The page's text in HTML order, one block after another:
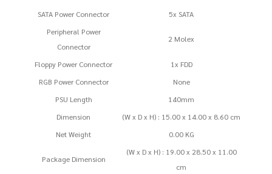
SATA Power Connector
5x SATA
Peripheral Power
Connector
2 Molex
Floppy Power Connector
1x FDD
RGB Power Connector
None
PSU Length
140mm
Dimension
(W x D x H) : 15.00 x 14.00 x 8.60 cm
Net Weight
0.00 KG
Package Dimension
(W x D x H) : 19.00 x 28.50 x 11.00
cm